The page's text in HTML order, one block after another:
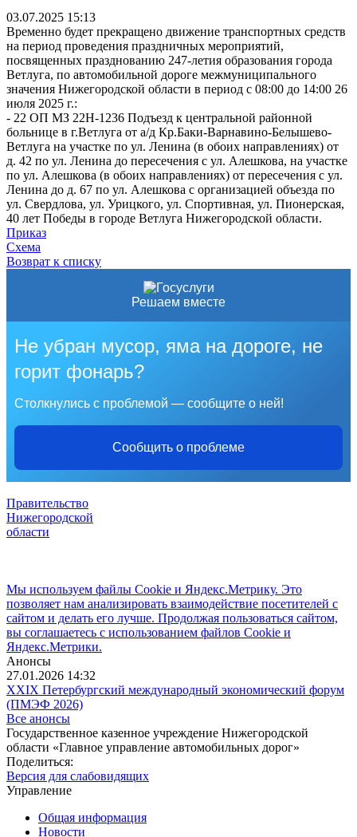
03.07.2025 15:13
Временно будет прекращено движение транспортных средств
на период проведения праздничных мероприятий,
посвященных празднованию 247-летия образования города
Ветлуга, по автомобильной дороге межмуниципального
значения Нижегородской области в период с 08:00 до 14:00 26
июля 2025 г.:
- 22 ОП МЗ 22Н-1236 Подъезд к центральной районной
больнице в г.Ветлуга от а/д Кр.Баки-Варнавино-Белышево-
Ветлуга на участке по ул. Ленина (в обоих направлениях) от
д. 42 по ул. Ленина до пересечения с ул. Алешкова, на участке
по ул. Алешкова (в обоих направлениях) от пересечения с ул.
Ленина до д. 67 по ул. Алешкова с организацией объезда по
ул. Свердлова, ул. Урицкого, ул. Спортивная, ул. Пионерская,
40 лет Победы в городе Ветлуга Нижегородской области.
Приказ
Схема
Возврат к списку
Решаем вместе
Не убран мусор, яма на дороге, не
горит фонарь?
Столкнулись с проблемой — сообщите о ней!
Сообщить о проблеме
Правительство
Нижегородской
области
Мы используем файлы Cookie и Яндекс.Метрику. Это
позволяет нам анализировать взаимодействие посетителей с
сайтом и делать его лучше. Продолжая пользоваться сайтом,
вы соглашаетесь с использованием файлов Cookie и
Яндекс.Метрики.
Анонсы
27.01.2026 14:32
XXIX Петербургский международный экономический форум
(ПМЭФ 2026)
Все анонсы
Государственное казенное учреждение Нижегородской
области «Главное управление автомобильных дорог»
Поделиться:
Версия для слабовидящих
Управление
Общая информация
Новости